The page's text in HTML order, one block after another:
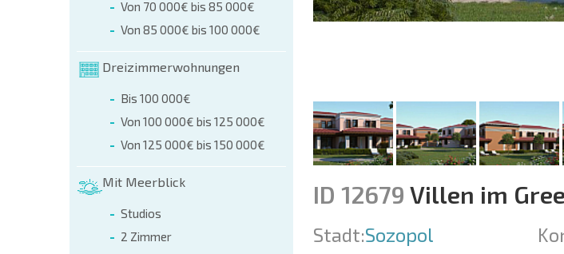
Von 70 000€ bis 85 000€
Von 85 000€ bis 100 000€
Dreizimmerwohnungen
Bis 100 000€
Von 100 000€ bis 125 000€
Von 125 000€ bis 150 000€
Mit Meerblick
Studios
2 Zimmer
ID 12679 Villen im
Stadt:Sozopol